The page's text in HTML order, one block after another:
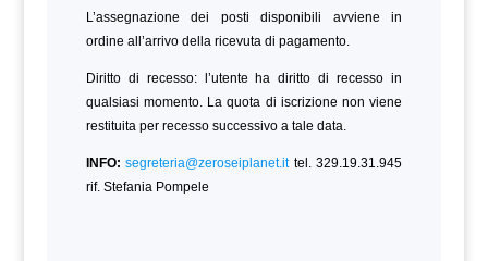
L’assegnazione dei posti disponibili avviene in
ordine all’arrivo della ricevuta di pagamento.
Diritto di recesso: l’utente ha diritto di recesso in
qualsiasi momento. La quota di iscrizione non viene
restituita per recesso successivo a tale data.
INFO: segreteria@zeroseiplanet.ittel. 329.19.31.945
rif. Stefania Pompele